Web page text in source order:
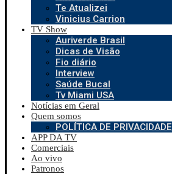
Te Atualizei
Vinicius Carrion
TV Show
Auriverde Brasil
Dicas de Visão
Fio diário
Interview
Saúde Bucal
Tv Miami USA
Notícias em Geral
Quem somos
POLÍTICA DE PRIVACIDADE
APP DA TV
Comerciais
Ao vivo
Patronos